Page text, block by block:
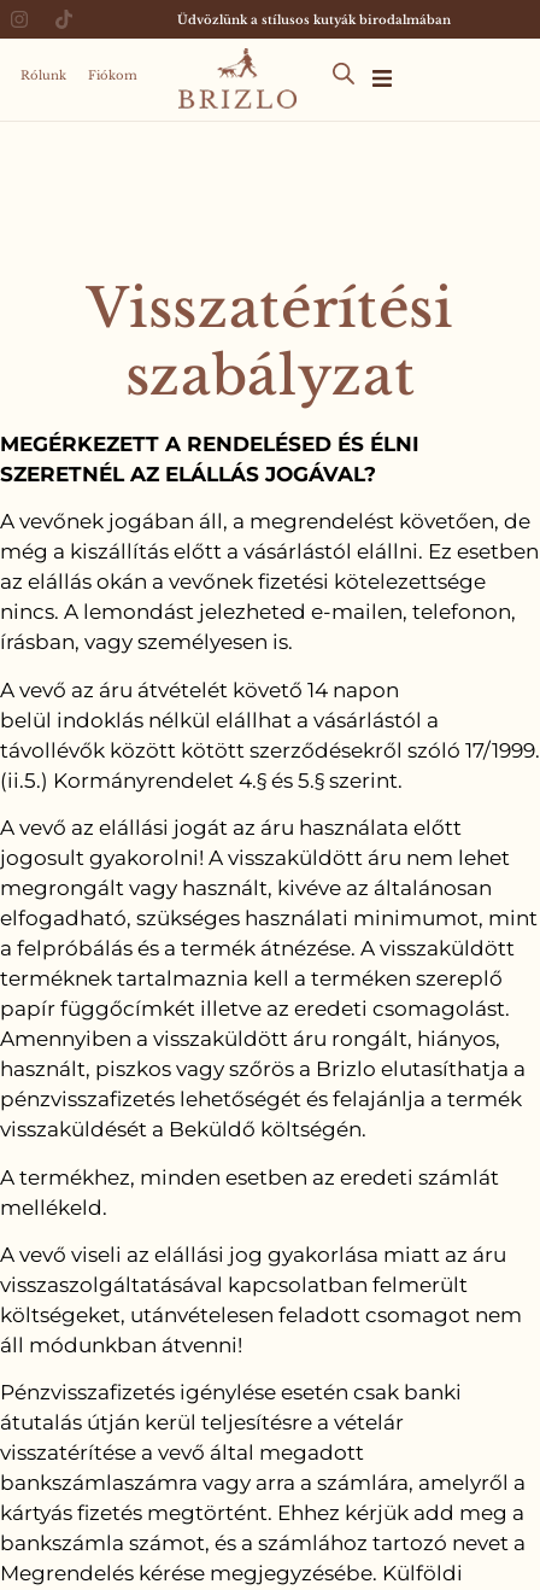
Üdvözlünk a stílusos kutyák birodalmában
Rólunk Fiókom
Visszatérítési
szabályzat
MEGÉRKEZETT A RENDELÉSED ÉS ÉLNI
SZERETNÉL AZ ELÁLLÁS JOGÁVAL?
A vevőnek jogában áll, a megrendelést követően, de
még a kiszállítás előtt a vásárlástól elállni. Ez esetben
az elállás okán a vevőnek fizetési kötelezettsége
nincs. A lemondást jelezheted e-mailen, telefonon,
írásban, vagy személyesen is.
A vevő az áru átvételét követő 14 napon
belül indoklás nélkül elállhat a vásárlástól a
távollévők között kötött szerződésekről szóló 17/1999.
(ii.5.) Kormányrendelet 4.§ és 5.§ szerint.
A vevő az elállási jogát az áru használata előtt
jogosult gyakorolni! A visszaküldött áru nem lehet
megrongált vagy használt, kivéve az általánosan
elfogadható, szükséges használati minimumot, mint
a felpróbálás és a termék átnézése. A visszaküldött
terméknek tartalmaznia kell a terméken szereplő
papír függőcímkét illetve az eredeti csomagolást.
Amennyiben a visszaküldött áru rongált, hiányos,
használt, piszkos vagy szőrös a Brizlo elutasíthatja a
pénzvisszafizetés lehetőségét és felajánlja a termék
visszaküldését a Beküldő költségén.
A termékhez, minden esetben az eredeti számlát
mellékeld.
A vevő viseli az elállási jog gyakorlása miatt az áru
visszaszolgáltatásával kapcsolatban felmerült
költségeket, utánvételesen feladott csomagot nem
áll módunkban átvenni!
Pénzvisszafizetés igénylése esetén csak banki
átutalás útján kerül teljesítésre a vételár
visszatérítése a vevő által megadott
bankszámlaszámra vagy arra a számlára, amelyről a
kártyás fizetés megtörtént. Ehhez kérjük add meg a
bankszámla számot, és a számlához tartozó nevet a
Megrendelés kérése megjegyzésébe. Külföldi